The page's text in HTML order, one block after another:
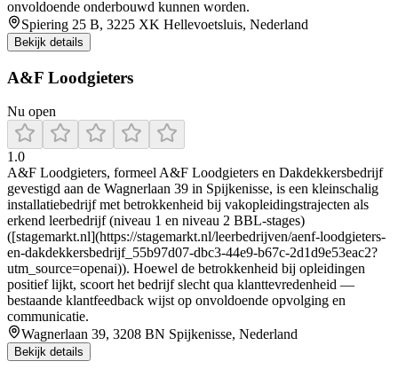
onvoldoende onderbouwd kunnen worden.
Spiering 25 B, 3225 XK Hellevoetsluis, Nederland
Bekijk details
A&F Loodgieters
Nu open
1.0
A&F Loodgieters, formeel A&F Loodgieters en Dakdekkersbedrijf
gevestigd aan de Wagnerlaan 39 in Spijkenisse, is een kleinschalig
installatiebedrijf met betrokkenheid bij vakopleidingstrajecten als
erkend leerbedrijf (niveau 1 en niveau 2 BBL-stages)
([stagemarkt.nl](https://stagemarkt.nl/leerbedrijven/aenf-loodgieters-
en-dakdekkersbedrijf_55b97d07-dbc3-44e9-b67c-2d1d9e53eac2?
utm_source=openai)). Hoewel de betrokkenheid bij opleidingen
positief lijkt, scoort het bedrijf slecht qua klanttevredenheid —
bestaande klantfeedback wijst op onvoldoende opvolging en
communicatie.
Wagnerlaan 39, 3208 BN Spijkenisse, Nederland
Bekijk details